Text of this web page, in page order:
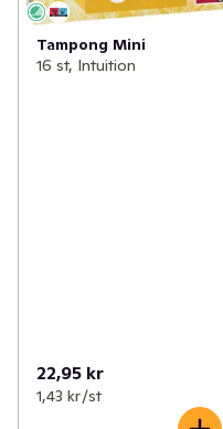
Tampong Mini
16 st, Intuition
22,95 kr
1,43 kr /st